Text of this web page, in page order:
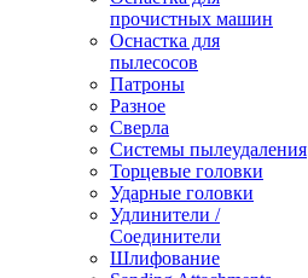
прочистных машин
Оснастка для
пылесосов
Патроны
Разное
Сверла
Системы пылеудаления
Торцевые головки
Ударные головки
Удлинители /
Соединители
Шлифование